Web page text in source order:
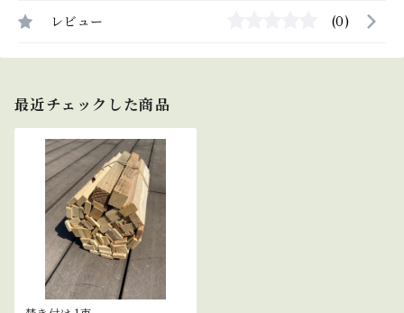
レビュー (0)
最近チェックした商品